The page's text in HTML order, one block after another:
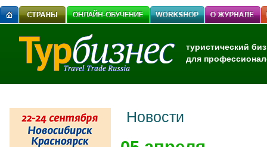
туристический
для
Новости